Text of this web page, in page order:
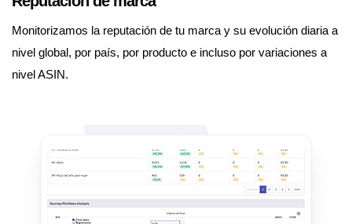
Monitorizamos la reputación de tu marca y su evolución diaria a
nivel global, por país, por producto e incluso por variaciones a
nivel ASIN.